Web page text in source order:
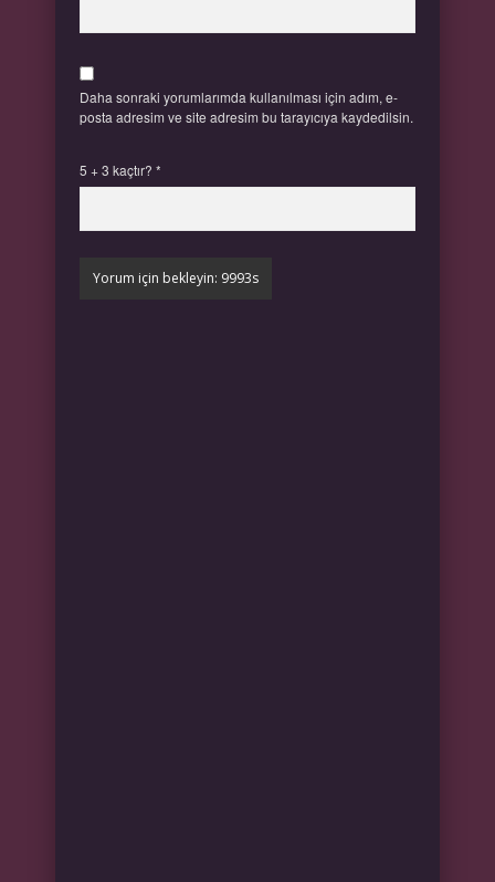
Daha sonraki yorumlarımda kullanılması için adım, e-
posta adresim ve site adresim bu tarayıcıya kaydedilsin.
5 + 3 kaçtır? *